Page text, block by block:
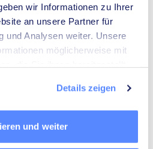
wir Informationen zu Ihrer
an unsere Partner für
und Analysen weiter. Unsere
möglicherweise mit
Details zeigen
und weiter
Heizungsbauer
Mediatoren